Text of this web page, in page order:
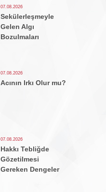
07.08.2026
Sekülerleşmeyle
Gelen Algı
Bozulmaları
07.08.2026
Acının Irkı Olur mu?
07.08.2026
Hakkı Tebliğde
Gözetilmesi
Gereken Dengeler